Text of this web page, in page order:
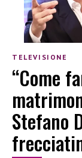
TELEVISIONE
“Come
Stefano